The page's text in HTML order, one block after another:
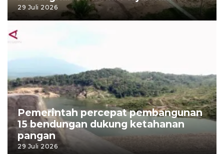
29 Juli 2026
Pemerintah percepat pembangunan
15 bendungan dukung ketahanan
pangan
29 Juli 2026